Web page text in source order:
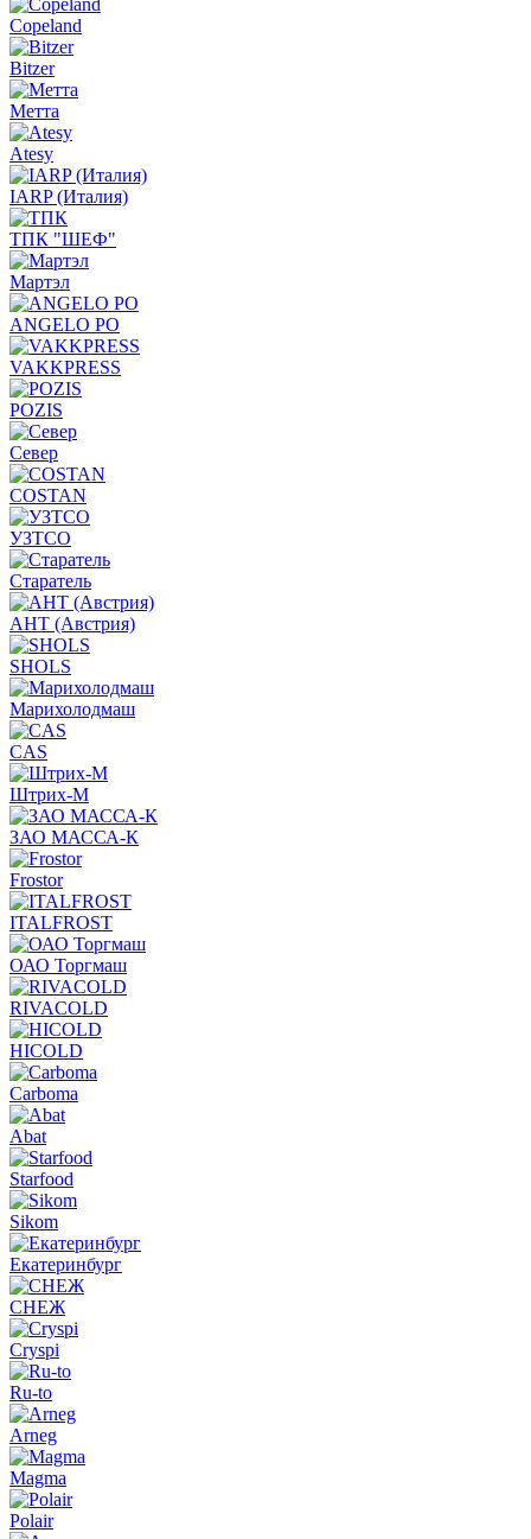
Copeland
Bitzer
Метта
Atesy
IARP (Италия)
ТПК "ШЕФ"
Мартэл
ANGELO PO
VAKKPRESS
POZIS
Север
COSTAN
УЗТСО
Старатель
АНТ (Австрия)
SHOLS
Марихолодмаш
CAS
Штрих-М
ЗАО МАССА-К
Frostor
ITALFROST
ОАО Торгмаш
RIVACOLD
HICOLD
Carboma
Abat
Starfood
Sikom
Екатеринбург
СНЕЖ
Cryspi
Ru-to
Arneg
Magma
Polair